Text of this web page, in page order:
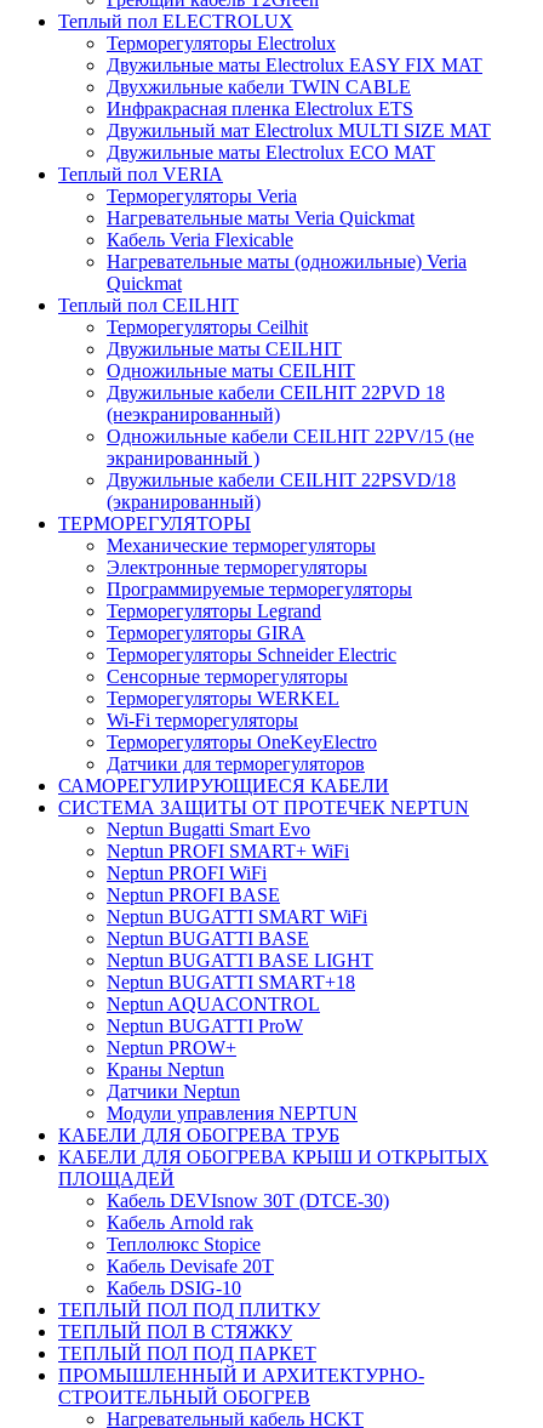
Теплый пол ELECTROLUX
Терморегуляторы Electrolux
Двужильные маты Electrolux EASY FIX MAT
Двухжильные кабели TWIN CABLE
Инфракрасная пленка Electrolux ETS
Двужильный мат Electrolux MULTI SIZE MAT
Двужильные маты Electrolux ECO MAT
Теплый пол VERIA
Терморегуляторы Veria
Нагревательные маты Veria Quickmat
Кабель Veria Flexicable
Нагревательные маты (одножильные) Veria
Quickmat
Теплый пол CEILHIT
Терморегуляторы Ceilhit
Двужильные маты CEILHIT
Одножильные маты CEILHIT
Двужильные кабели CEILHIT 22PVD 18
(неэкранированный)
Одножильные кабели CEILHIT 22PV/15 (не
экранированный )
Двужильные кабели CEILHIT 22PSVD/18
(экранированный)
ТЕРМОРЕГУЛЯТОРЫ
Механические терморегуляторы
Электронные терморегуляторы
Программируемые терморегуляторы
Терморегуляторы Legrand
Терморегуляторы GIRA
Терморегуляторы Schneider Electric
Сенсорные терморегуляторы
Терморегуляторы WERKEL
Wi-Fi терморегуляторы
Терморегуляторы OneKeyElectro
Датчики для терморегуляторов
САМОРЕГУЛИРУЮЩИЕСЯ КАБЕЛИ
СИСТЕМА ЗАЩИТЫ ОТ ПРОТЕЧЕК NEPTUN
Neptun Bugatti Smart Evo
Neptun PROFI SMART+ WiFi
Neptun PROFI WiFi
Neptun PROFI BASE
Neptun BUGATTI SMART WiFi
Neptun BUGATTI BASE
Neptun BUGATTI BASE LIGHT
Neptun BUGATTI SMART+18
Neptun AQUACONTROL
Neptun BUGATTI ProW
Neptun PROW+
Краны Neptun
Датчики Neptun
Модули управления NEPTUN
КАБЕЛИ ДЛЯ ОБОГРЕВА ТРУБ
КАБЕЛИ ДЛЯ ОБОГРЕВА КРЫШ И ОТКРЫТЫХ
ПЛОЩАДЕЙ
Кабель DEVIsnow 30Т (DTCE-30)
Кабель Arnold rak
Теплолюкс Stopice
Кабель Devisafe 20T
Кабель DSIG-10
ТЕПЛЫЙ ПОЛ ПОД ПЛИТКУ
ТЕПЛЫЙ ПОЛ В СТЯЖКУ
ТЕПЛЫЙ ПОЛ ПОД ПАРКЕТ
ПРОМЫШЛЕННЫЙ И АРХИТЕКТУРНО-
СТРОИТЕЛЬНЫЙ ОБОГРЕВ
Нагревательный кабель НCKТ